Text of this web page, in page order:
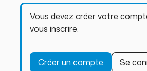
Vous devez créer votre
vous inscrire.
Créer un compte Se